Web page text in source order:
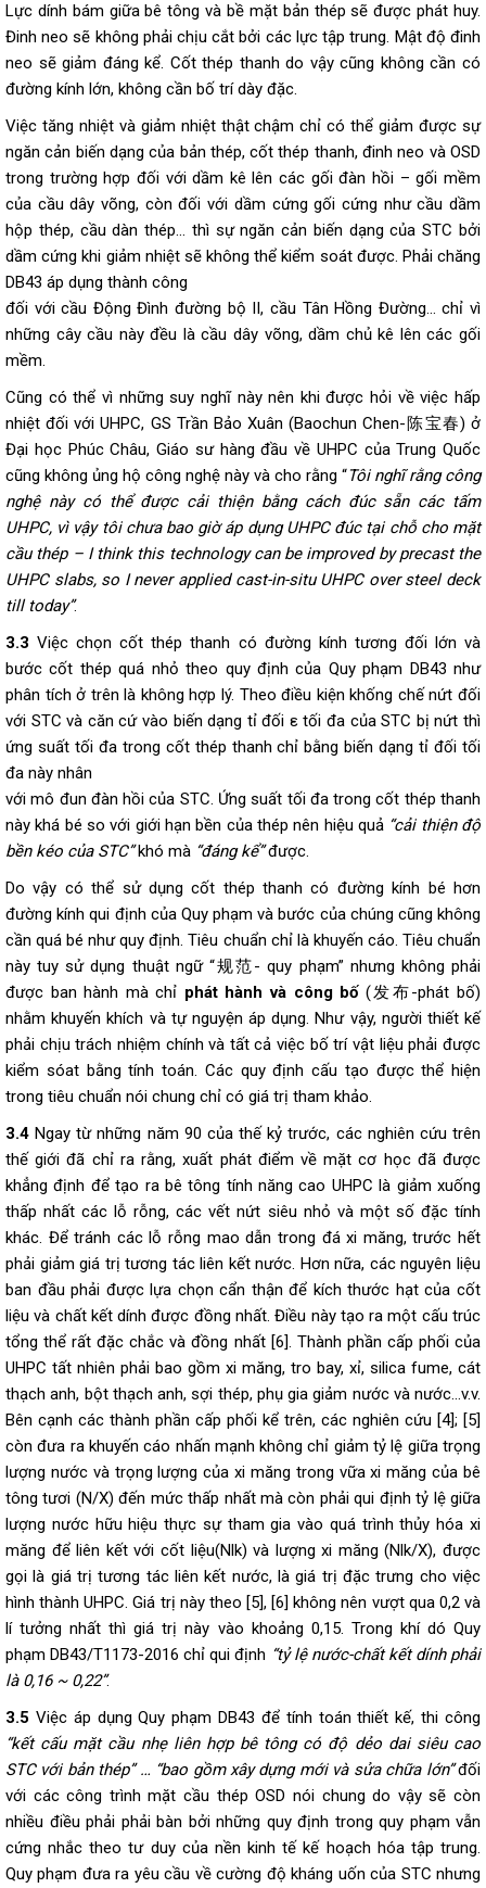
Lực dính bám giữa bê tông và bề mặt bản thép sẽ được phát huy.
Đinh neo sẽ không phải chịu cắt bởi các lực tập trung. Mật độ đinh
neo sẽ giảm đáng kể. Cốt thép thanh do vậy cũng không cần có
đường kính lớn, không cần bố trí dày đặc.
Việc tăng nhiệt và giảm nhiệt thật chậm chỉ có thể giảm được sự
ngăn cản biến dạng của bản thép, cốt thép thanh, đinh neo và OSD
trong trường hợp đối với dầm kê lên các gối đàn hồi – gối mềm
của cầu dây võng, còn đối với dầm cứng gối cứng như cầu dầm
hộp thép, cầu dàn thép… thì sự ngăn cản biến dạng của STC bởi
dầm cứng khi giảm nhiệt sẽ không thể kiểm soát được. Phải chăng
DB43 áp dụng thành công
đối với cầu Động Đình đường bộ II, cầu Tân Hồng Đường… chỉ vì
những cây cầu này đều là cầu dây võng, dầm chủ kê lên các gối
mềm.
Cũng có thể vì những suy nghĩ này nên khi được hỏi về việc hấp
nhiệt đối với UHPC, GS Trần Bảo Xuân (Baochun Chen-陈宝春) ở
Đại học Phúc Châu, Giáo sư hàng đầu về UHPC của Trung Quốc
cũng không ủng hộ công nghệ này và cho rằng “Tôi nghĩ rằng công
nghệ này có thể được cải thiện bằng cách đúc sẵn các tấm
UHPC, vì vậy tôi chưa bao giờ áp dụng UHPC đúc tại chỗ cho mặt
cầu thép – I think this technology can be improved by precast the
UHPC slabs, so I never applied cast-in-situ UHPC over steel deck
till today”.
3.3 Việc chọn cốt thép thanh có đường kính tương đối lớn và
bước cốt thép quá nhỏ theo quy định của Quy phạm DB43 như
phân tích ở trên là không hợp lý. Theo điều kiện khống chế nứt đối
với STC và căn cứ vào biến dạng tỉ đối ε tối đa của STC bị nứt thì
ứng suất tối đa trong cốt thép thanh chỉ bằng biến dạng tỉ đối tối
đa này nhân
với mô đun đàn hồi của STC. Ứng suất tối đa trong cốt thép thanh
này khá bé so với giới hạn bền của thép nên hiệu quả “cải thiện độ
bền kéo của STC”khó mà “đáng kể”được.
Do vậy có thể sử dụng cốt thép thanh có đường kính bé hơn
đường kính qui định của Quy phạm và bước của chúng cũng không
cần quá bé như quy định. Tiêu chuẩn chỉ là khuyến cáo. Tiêu chuẩn
này tuy sử dụng thuật ngữ “规范- quy phạm” nhưng không phải
được ban hành mà chỉ phát hành và công bố(发布-phát bố)
nhằm khuyến khích và tự nguyện áp dụng. Như vậy, người thiết kế
phải chịu trách nhiệm chính và tất cả việc bố trí vật liệu phải được
kiểm sóat bằng tính toán. Các quy định cấu tạo được thể hiện
trong tiêu chuẩn nói chung chỉ có giá trị tham khảo.
3.4Ngay từ những năm 90 của thế kỷ trước, các nghiên cứu trên
thế giới đã chỉ ra rằng, xuất phát điểm về mặt cơ học đã được
khẳng định để tạo ra bê tông tính năng cao UHPC là giảm xuống
thấp nhất các lỗ rỗng, các vết nứt siêu nhỏ và một số đặc tính
khác. Để tránh các lỗ rỗng mao dẫn trong đá xi măng, trước hết
phải giảm giá trị tương tác liên kết nước. Hơn nữa, các nguyên liệu
ban đầu phải được lựa chọn cẩn thận để kích thước hạt của cốt
liệu và chất kết dính được đồng nhất. Điều này tạo ra một cấu trúc
tổng thể rất đặc chắc và đồng nhất [6]. Thành phần cấp phối của
UHPC tất nhiên phải bao gồm xi măng, tro bay, xỉ, silica fume, cát
thạch anh, bột thạch anh, sợi thép, phụ gia giảm nước và nước…v.v.
Bên cạnh các thành phần cấp phối kể trên, các nghiên cứu [4]; [5]
còn đưa ra khuyến cáo nhấn mạnh không chỉ giảm tỷ lệ giữa trọng
lượng nước và trọng lượng của xi măng trong vữa xi măng của bê
tông tươi (N/X) đến mức thấp nhất mà còn phải qui định tỷ lệ giữa
lượng nước hữu hiệu thực sự tham gia vào quá trình thủy hóa xi
măng để liên kết với cốt liệu(Nlk) và lượng xi măng (Nlk/X), được
gọi là giá trị tương tác liên kết nước, là giá trị đặc trưng cho việc
hình thành UHPC. Giá trị này theo [5], [6] không nên vượt qua 0,2 và
lí tưởng nhất thì giá trị này vào khoảng 0,15. Trong khí dó Quy
phạm DB43/T1173-2016 chỉ qui định “tỷ lệ nước-chất kết dính phải
là 0,16 ~ 0,22”.
3.5 Việc áp dụng Quy phạm DB43 để tính toán thiết kế, thi công
“kết cấu mặt cầu nhẹ liên hợp bê tông có độ dẻo dai siêu cao
STC với bản thép” … “bao gồm xây dựng mới và sửa chữa lớn”đối
với các công trình mặt cầu thép OSD nói chung do vậy sẽ còn
nhiều điều phải phải bàn bởi những quy định trong quy phạm vẫn
cứng nhắc theo tư duy của nền kinh tế kế hoạch hóa tập trung.
Quy phạm đưa ra yêu cầu về cường độ kháng uốn của STC nhưng